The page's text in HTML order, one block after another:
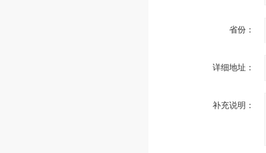
省份：
详细地址：
补充说明：